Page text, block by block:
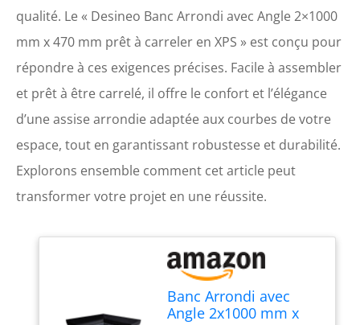
qualité. Le « Desineo Banc Arrondi avec Angle 2×1000
mm x 470 mm prêt à carreler en XPS » est conçu pour
répondre à ces exigences précises. Facile à assembler
et prêt à être carrelé, il offre le confort et l’élégance
d’une assise arrondie adaptée aux courbes de votre
espace, tout en garantissant robustesse et durabilité.
Explorons ensemble comment cet article peut
transformer votre projet en une réussite.
Banc Arrondi avec
Angle 2x1000 mm x